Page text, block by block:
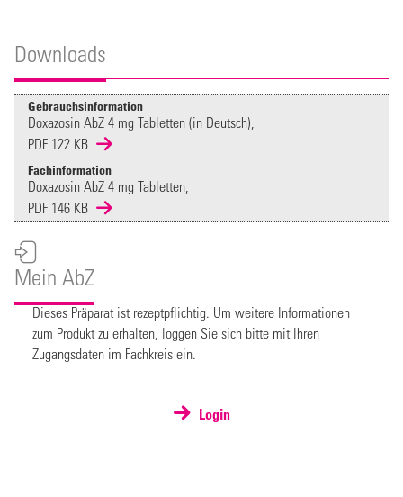
Downloads
Gebrauchsinformation
Doxazosin AbZ 4 mg Tabletten (in Deutsch),
PDF 122 KB
Fachinformation
Doxazosin AbZ 4 mg Tabletten,
PDF 146 KB
Mein AbZ
Dieses Präparat ist rezeptpflichtig. Um weitere Informationen
zum Produkt zu erhalten, loggen Sie sich bitte mit Ihren
Zugangsdaten im Fachkreis ein.
Login